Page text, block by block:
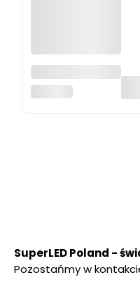
ogrodowa LED
SOLARNA 600 lm
SuperLED Poland -
Pozostańmy w